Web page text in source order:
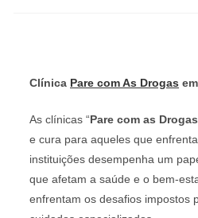
Clínica Pare com As Drogas
As clínicas “Pare com as Drogas
e cura para aqueles que
instituições desempenha um
que afetam a saúde e o bem-
enfrentam os desafios impostos